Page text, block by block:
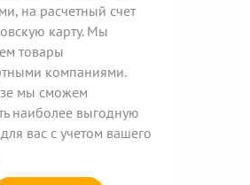
на расчетный счет
карту. Мы
товары
компаниями.
мы сможем
наиболее выгодную
вас с учетом вашего